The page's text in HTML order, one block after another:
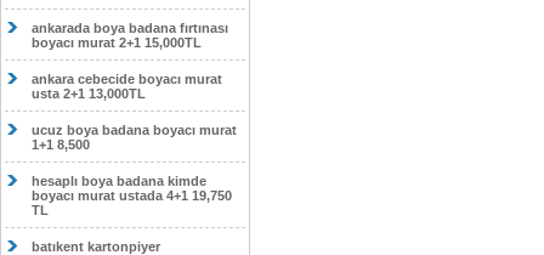
ankarada boya badana fırtınası
boyacı murat 2+1 15,000TL
ankara cebecide boyacı murat
usta 2+1 13,000TL
ucuz boya badana boyacı murat
1+1 8,500
hesaplı boya badana kimde
boyacı murat ustada 4+1 19,750
TL
batıkent kartonpiyer